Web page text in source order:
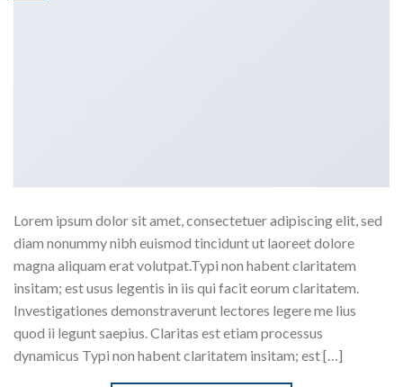
Lorem ipsum dolor sit amet, consectetuer adipiscing elit, sed
diam nonummy nibh euismod tincidunt ut laoreet dolore
magna aliquam erat volutpat.Typi non habent claritatem
insitam; est usus legentis in iis qui facit eorum claritatem.
Investigationes demonstraverunt lectores legere me lius
quod ii legunt saepius. Claritas est etiam processus
dynamicus Typi non habent claritatem insitam; est […]